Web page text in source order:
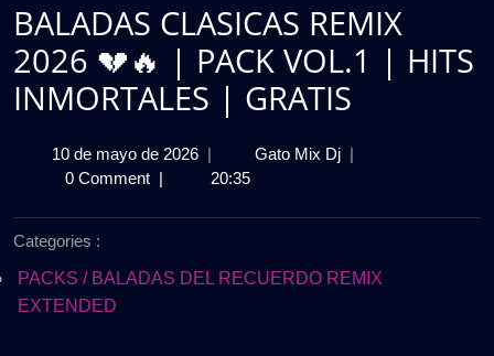
BALADAS CLASICAS REMIX
2026 💔🔥 | PACK VOL.1 | HITS
INMORTALES | GRATIS
10 de mayo de 202610
de
| Gato Mix DjBALADAS
🔥
|
0 Comment | 20:35
Categories :
PACKS / BALADAS DEL RECUERDO REMIX
EXTENDED